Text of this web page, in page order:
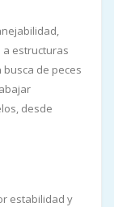
estructuras
de peces
desde
estabilidad y